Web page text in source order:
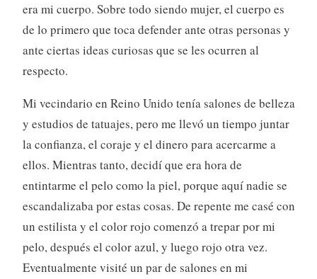
era mi cuerpo. Sobre todo siendo mujer, el cuerpo es
de lo primero que toca defender ante otras personas y
ante ciertas ideas curiosas que se les ocurren al
respecto.
Mi vecindario en Reino Unido tenía salones de belleza
y estudios de tatuajes, pero me llevó un tiempo juntar
la confianza, el coraje y el dinero para acercarme a
ellos. Mientras tanto, decidí que era hora de
entintarme el pelo como la piel, porque aquí nadie se
escandalizaba por estas cosas. De repente me casé con
un estilista y el color rojo comenzó a trepar por mi
pelo, después el color azul, y luego rojo otra vez.
Eventualmente visité un par de salones en mi